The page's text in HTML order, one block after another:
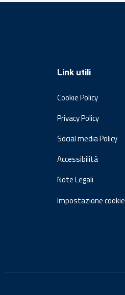
Link utili
Cookie Policy
Privacy Policy
Social media Policy
Accessibilità
Note Legali
Impostazione cookie